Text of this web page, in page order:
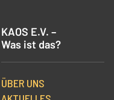
KAOS E.V. –
Was ist das?
ÜBER UNS